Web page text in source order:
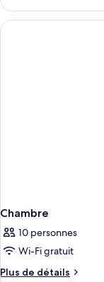
le
type
de
Chambre
10 personnes
Wi-Fi gratuit
Plus de détails
Plus